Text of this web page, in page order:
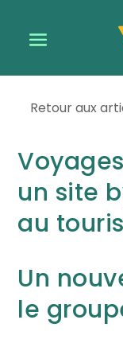
Retour aux
un site
au
Un
le